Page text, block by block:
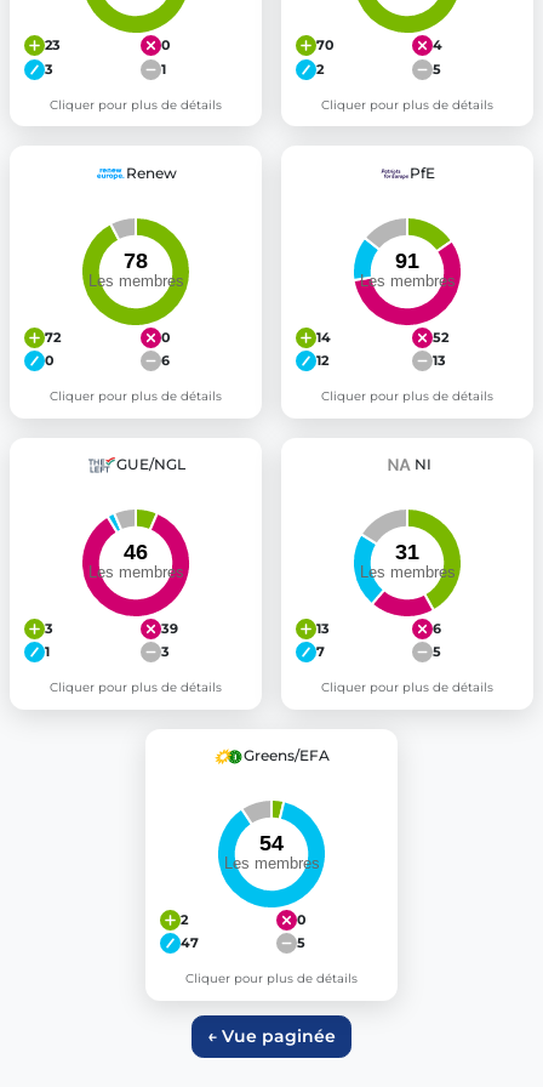
23
0
3
1
Cliquer pour plus de détails
70
4
2
5
Cliquer pour plus de détails
Renew
72
0
0
6
Cliquer pour plus de détails
PfE
14
52
12
13
Cliquer pour plus de détails
GUE/NGL
3
39
1
3
Cliquer pour plus de détails
NI
13
6
7
5
Cliquer pour plus de détails
Greens/EFA
2
0
47
5
Cliquer pour plus de détails
← Vue paginée